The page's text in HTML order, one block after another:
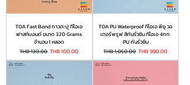
TOA Fast Bond กาวตะปู ทีโอเอ
ฟาสท์บอนด์ ขนาด 320 Grams
จำนวน 1 หลอด
Regular Price
THB 130.00 Sale Price
THB 100.00
TOA PU Waterproof ทีโอเอ พียู วอ
เตอร์พรูฟ สีกันรั่วซึม ทีโอเอ 4กก.
PU กันรั่วซึม
Regular Price
THB 1,050.00 Sale Price
THB 990.00